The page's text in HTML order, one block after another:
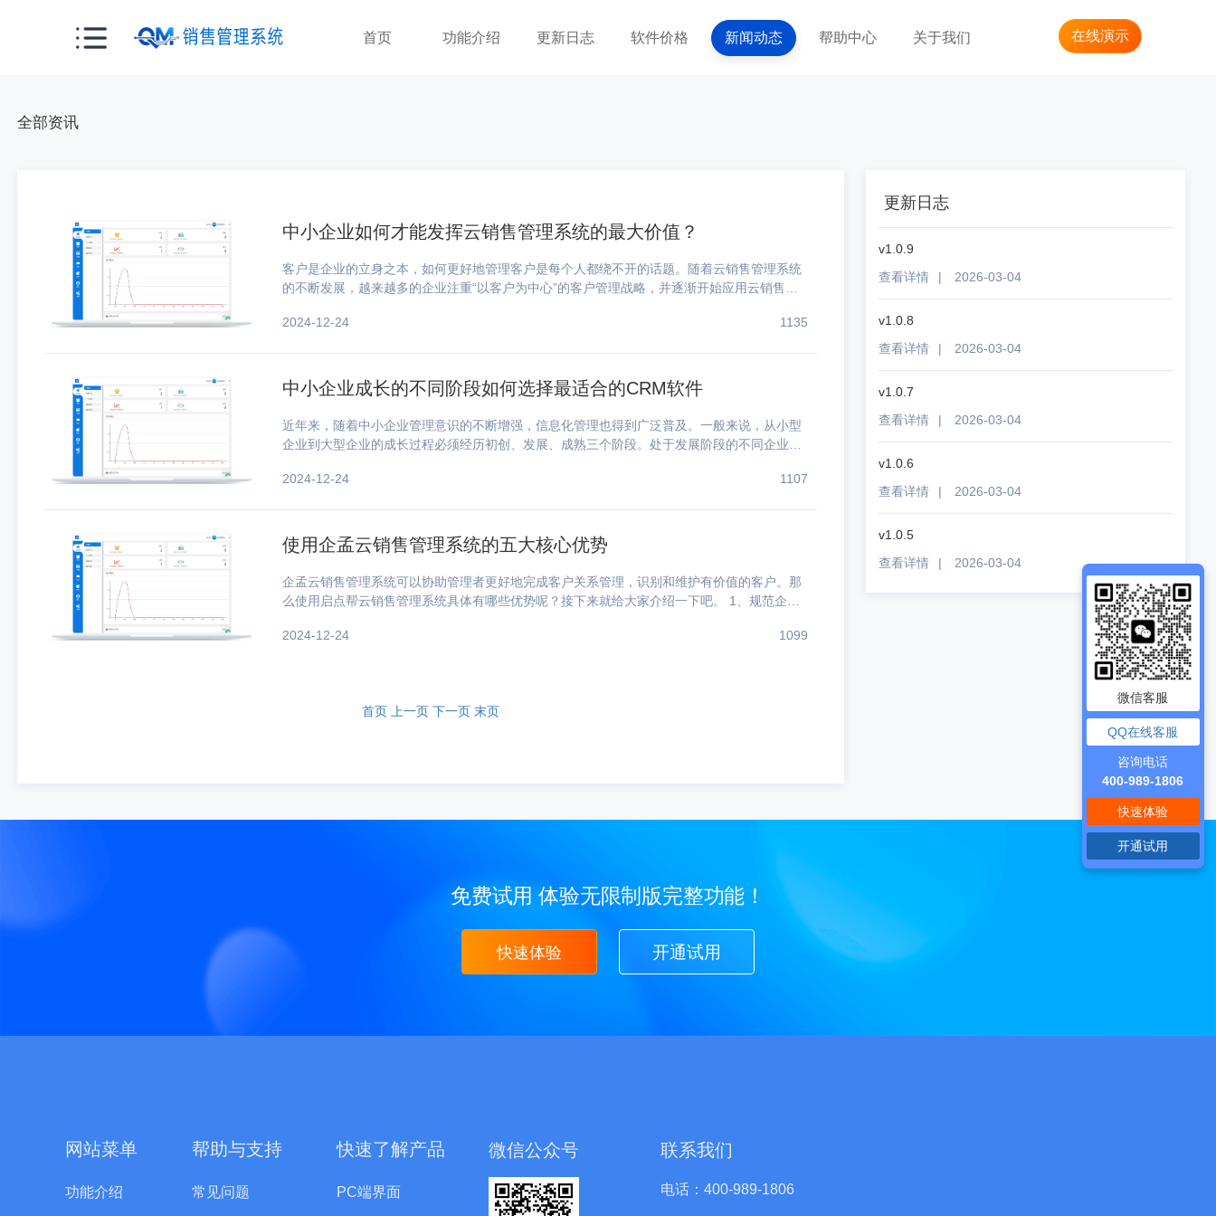
首页 功能介绍 更新日志 软件价格 新闻动态 帮助中心 关于我们 在线演示
全部资讯
中小企业如何才能发挥云销售管理系统的最大价值？
客户是企业的立身之本，如何更好地管理客户是每个人都绕不开的话题。随着云销售管理系统
的不断发展，越来越多的企业注重“以客户为中心”的客户管理战略，并逐渐开始应用云销售管
没有得到充分利用。在企业看来，云销售管理系统的定义是：企业利用信息技术...
2024-12-24 1135
中小企业成长的不同阶段如何选择最适合的CRM软件
近年来，随着中小企业管理意识的不断增强，信息化管理也得到广泛普及。一般来说，从小型
企业到大型企业的成长过程必须经历初创、发展、成熟三个阶段。处于发展阶段的不同企业也
小，缺乏资金，缺乏专业人才，抗...
2024-12-24 1107
使用企孟云销售管理系统的五大核心优势
企孟云销售管理系统可以协助管理者更好地完成客户关系管理，识别和维护有价值的客户。那
么使用启点帮云销售管理系统具体有哪些优势呢？接下来就给大家介绍一下吧。 1、规范企业
统软件优化到系统流程中，...
2024-12-24 1099
首页 上一页 下一页 末页
更新日志
v1.0.9
查看详情
| 2026-03-04
v1.0.8
查看详情
| 2026-03-04
v1.0.7
查看详情
| 2026-03-04
v1.0.6
查看详情
| 2026-03-04
v1.0.5
查看详情
| 2026-03-04
免费试用 体验无限制版完整功能！
快速体验 开通试用
网站菜单
功能介绍
帮助与支持
常见问题
快速了解产品
PC端界面
微信公众号 联系我们
电话：400-989-1806
微信客服
QQ在线客服
咨询电话
400-989-1806
快速体验
开通试用